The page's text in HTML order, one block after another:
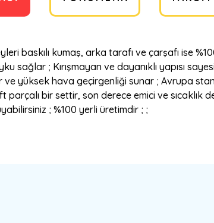
baskılı kumaş, arka tarafı ve çarşafı ise
sağlar ; Kırışmayan ve dayanıklı yapısı
ve yüksek hava geçirgenliği sunar ; Avrupa
parçalı bir settir, son derece emici ve
; %100 yerli üretimdir ; ;